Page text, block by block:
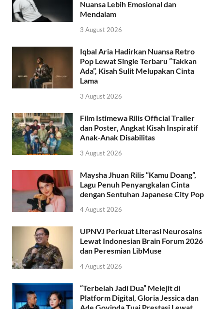
Nuansa Lebih Emosional dan
Mendalam
3 August 2026
Iqbal Aria Hadirkan Nuansa Retro
Pop Lewat Single Terbaru “Takkan
Ada”, Kisah Sulit Melupakan Cinta
Lama
3 August 2026
Film Istimewa Rilis Official Trailer
dan Poster, Angkat Kisah Inspiratif
Anak-Anak Disabilitas
3 August 2026
Maysha Jhuan Rilis “Kamu Doang”,
Lagu Penuh Penyangkalan Cinta
dengan Sentuhan Japanese City Pop
4 August 2026
UPNVJ Perkuat Literasi Neurosains
Lewat Indonesian Brain Forum 2026
dan Peresmian LibMuse
4 August 2026
“Terbelah Jadi Dua” Melejit di
Platform Digital, Gloria Jessica dan